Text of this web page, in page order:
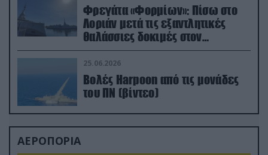
Φρεγάτα «Φορμίων»: Πίσω στο
Λοριάν μετά τις εξαντλητικές
θαλάσσιες δοκιμές στον
απαιτητικό Βισκαϊκό
25.06.2026
Βολές Harpoon από τις μονάδες
του ΠΝ (βίντεο)
ΑΕΡΟΠΟΡΙΑ